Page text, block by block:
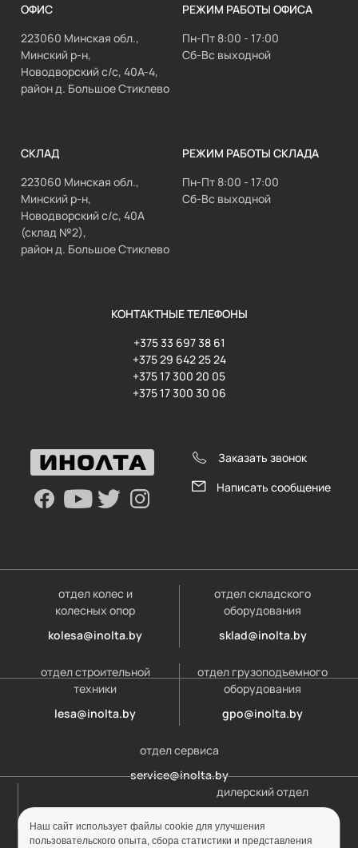
ОФИС
223060 Минская обл.,
Минский р-н,
Новодворский с/с, 40А-4,
район д. Большое Стиклево
РЕЖИМ РАБОТЫ ОФИСА
Пн-Пт 8:00 - 17:00
Сб-Вс выходной
СКЛАД
223060 Минская обл.,
Минский р-н,
Новодворский с/с, 40А
(склад №2),
район д. Большое Стиклево
РЕЖИМ РАБОТЫ СКЛАДА
Пн-Пт 8:00 - 17:00
Сб-Вс выходной
КОНТАКТНЫЕ ТЕЛЕФОНЫ
+375 33 697 38 61
+375 29 642 25 24
+375 17 300 20 05
+375 17 300 30 06
Заказать звонок
Написать сообщение
отдел колес и
колесных опор
kolesa@inolta.by
отдел складского
оборудования
sklad@inolta.by
отдел строительной
техники
lesa@inolta.by
отдел грузоподъемного
оборудования
gpo@inolta.by
отдел сервиса
service@inolta.by
дилерский отдел
Наш сайт использует файлы cookie для улучшения
пользовательского опыта, сбора статистики и представления